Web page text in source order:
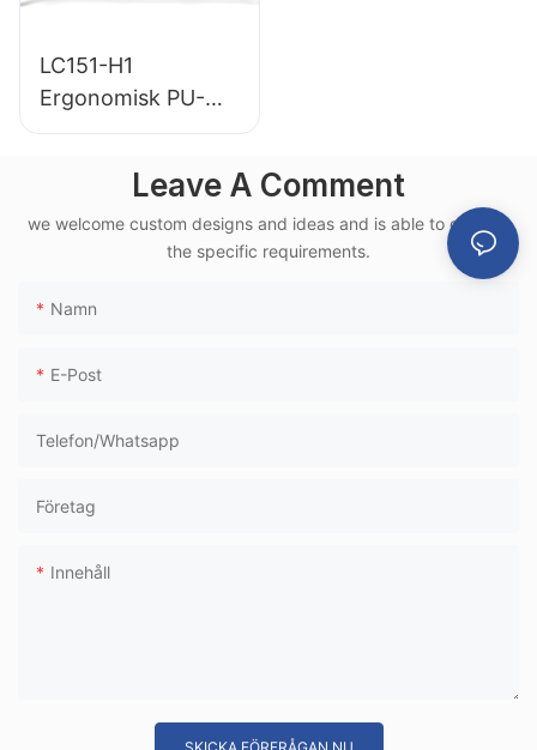
LC151-H1
Ergonomisk PU-
väntstol för
aluminiumram för
användning i
höghastighetstågte
Leave A Comment
we welcome custom designs and ideas and is able to cater to
the specific requirements.
Namn
E-Post
Telefon/whatsapp
Företag
Innehåll